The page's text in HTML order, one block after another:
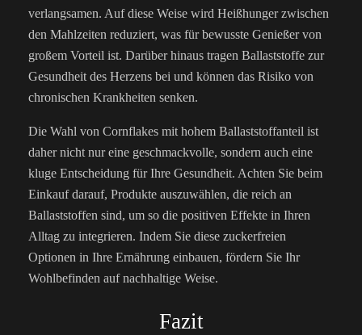
verlangsamen. Auf diese Weise wird Heißhunger zwischen
den Mahlzeiten reduziert, was für bewusste Genießer von
großem Vorteil ist. Darüber hinaus tragen Ballaststoffe zur
Gesundheit des Herzens bei und können das Risiko von
chronischen Krankheiten senken.
Die Wahl von Cornflakes mit hohem Ballaststoffanteil ist
daher nicht nur eine geschmackvolle, sondern auch eine
kluge Entscheidung für Ihre Gesundheit. Achten Sie beim
Einkauf darauf, Produkte auszuwählen, die reich an
Ballaststoffen sind, um so die positiven Effekte in Ihren
Alltag zu integrieren. Indem Sie diese zuckerfreien
Optionen in Ihre Ernährung einbauen, fördern Sie Ihr
Wohlbefinden auf nachhaltige Weise.
Fazit